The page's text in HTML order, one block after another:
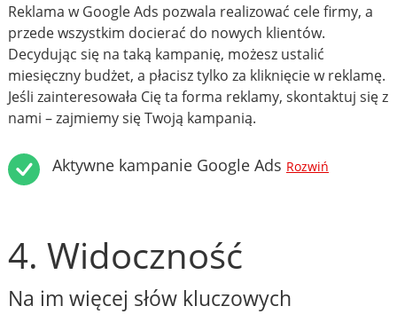
Reklama w Google Ads pozwala realizować cele firmy, a
przede wszystkim docierać do nowych klientów.
Decydując się na taką kampanię, możesz ustalić
miesięczny budżet, a płacisz tylko za kliknięcie w reklamę.
Jeśli zainteresowała Cię ta forma reklamy, skontaktuj się z
nami – zajmiemy się Twoją kampanią.
Aktywne kampanie Google Ads Rozwiń
4. Widoczność
Na im więcej słów kluczowych